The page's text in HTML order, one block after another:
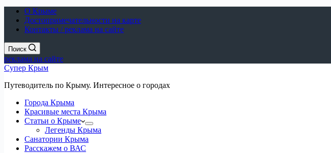
О Крыме
Достопримечательности на карте
Контакты / реклама на сайте
Поиск
реклама на сайте
Супер Крым
Путеводитель по Крыму. Интересное о городах
Города Крыма
Красивые места Крыма
Статьи о Крыме
Легенды Крыма
Санатории Крыма
Расскажем о ВАС